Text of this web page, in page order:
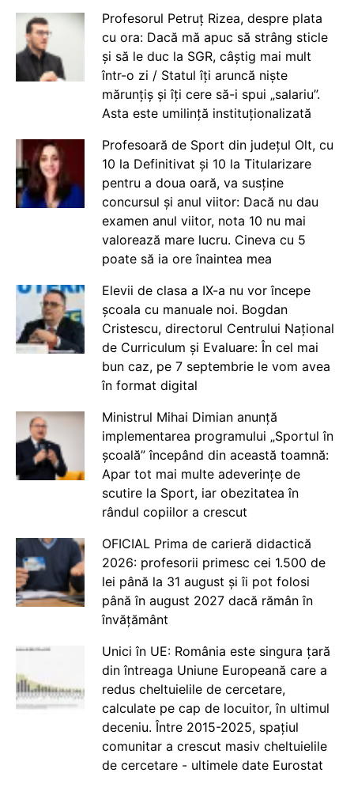
Profesorul Petruț Rizea, despre plata
cu ora: Dacă mă apuc să strâng sticle
și să le duc la SGR, câștig mai mult
într-o zi / Statul îți aruncă niște
mărunțiș și îți cere să-i spui „salariu”.
Asta este umilință instituționalizată
Profesoară de Sport din județul Olt, cu
10 la Definitivat și 10 la Titularizare
pentru a doua oară, va susține
concursul și anul viitor: Dacă nu dau
examen anul viitor, nota 10 nu mai
valorează mare lucru. Cineva cu 5
poate să ia ore înaintea mea
Elevii de clasa a IX-a nu vor începe
școala cu manuale noi. Bogdan
Cristescu, directorul Centrului Național
de Curriculum și Evaluare: În cel mai
bun caz, pe 7 septembrie le vom avea
în format digital
Ministrul Mihai Dimian anunță
implementarea programului „Sportul în
școală” începând din această toamnă:
Apar tot mai multe adeverințe de
scutire la Sport, iar obezitatea în
rândul copiilor a crescut
OFICIAL Prima de carieră didactică
2026: profesorii primesc cei 1.500 de
lei până la 31 august și îi pot folosi
până în august 2027 dacă rămân în
învățământ
Unici în UE: România este singura țară
din întreaga Uniune Europeană care a
redus cheltuielile de cercetare,
calculate pe cap de locuitor, în ultimul
deceniu. Între 2015-2025, spațiul
comunitar a crescut masiv cheltuielile
de cercetare - ultimele date Eurostat